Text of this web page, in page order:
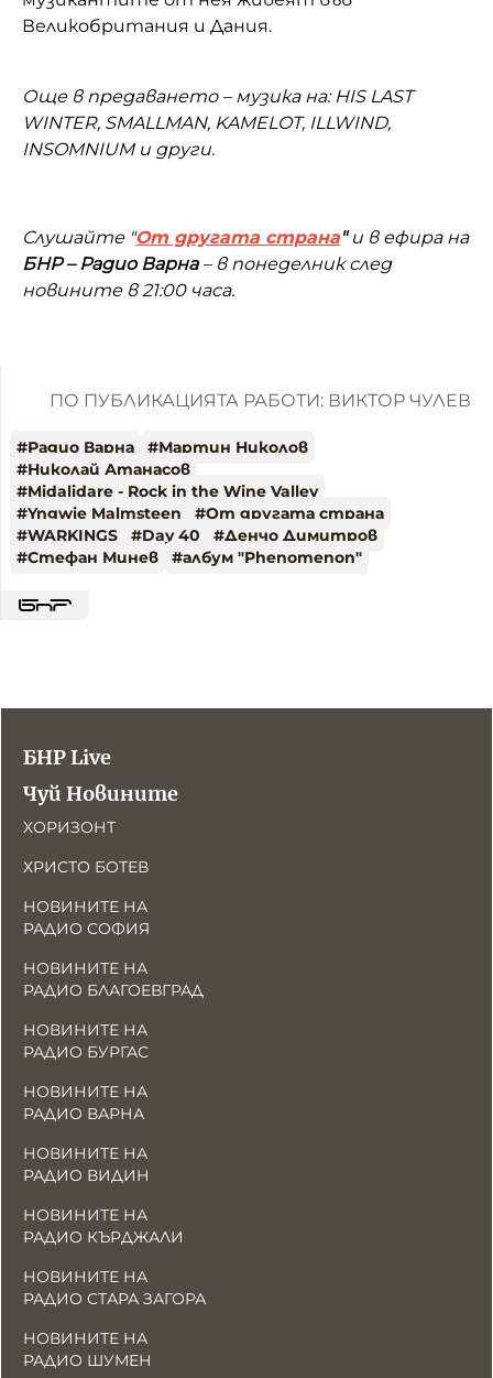
Великобритания и Дания.
Още в предаването – музика на: HIS LAST
WINTER, SMALLMAN, KAMELOT, ILLWIND,
INSOMNIUM и други.
Слушайте "От другата страна"и в ефира на
БНР – Радио Варна– в понеделник след
новините в 21:00 часа.
ПО ПУБЛИКАЦИЯТА РАБОТИ: ВИКТОР ЧУЛЕВ
#Радио Варна #Мартин Николов
#Николай Атанасов
#Midalidare - Rock in the Wine Valley
#Yngwie Malmsteen #От другата страна
#WARKINGS #Day 40 #Денчо Димитров
#Стефан Минев #албум "Phenomenon"
БНР Live
Чуй Новините
ХОРИЗОНТ
ХРИСТО БОТЕВ
НОВИНИТЕ НА
РАДИО СОФИЯ
НОВИНИТЕ НА
РАДИО БЛАГОЕВГРАД
НОВИНИТЕ НА
РАДИО БУРГАС
НОВИНИТЕ НА
РАДИО ВАРНА
НОВИНИТЕ НА
РАДИО ВИДИН
НОВИНИТЕ НА
РАДИО КЪРДЖАЛИ
НОВИНИТЕ НА
РАДИО СТАРА ЗАГОРА
НОВИНИТЕ НА
РАДИО ШУМЕН